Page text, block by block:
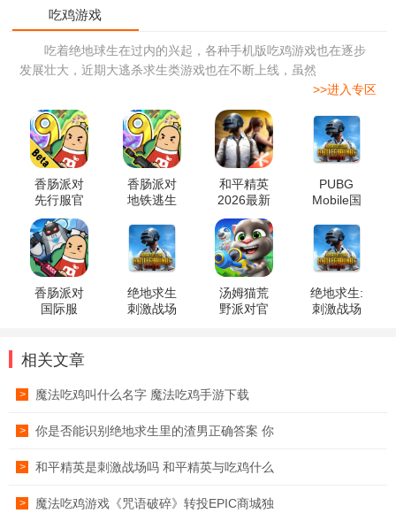
吃着绝地球生在过内的兴起，各种手机版吃鸡游戏也在逐步
发展壮大，近期大逃杀求生类游戏也在不断上线，虽然
>>进入专区
香肠派对
先行服官
方版
香肠派对
地铁逃生
版
和平精英
2026最新
版
PUBG
Mobile国
版
香肠派对
国际服
绝地求生
刺激战场
汤姆猫荒
野派对官
绝地求生:
刺激战场
相关文章
> 魔法吃鸡叫什么名字 魔法吃鸡手游下载
> 你是否能识别绝地求生里的渣男正确答案 你
> 和平精英是刺激战场吗 和平精英与吃鸡什么
> 魔法吃鸡游戏《咒语破碎》转投EPIC商城独